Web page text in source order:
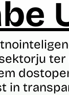
ter
in